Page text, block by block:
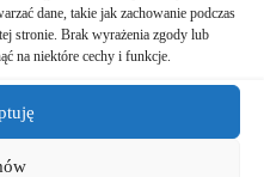
dane, takie jak zachowanie podczas
stronie. Brak wyrażenia zgody lub
na niektóre cechy i funkcje.